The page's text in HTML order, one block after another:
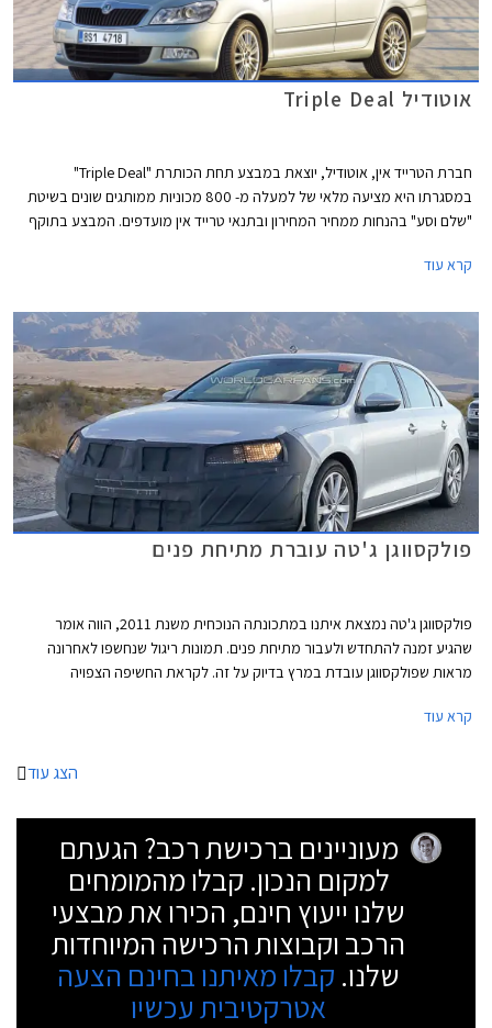
אוטודיל Triple Deal
חברת הטרייד אין, אוטודיל, יוצאת במבצע תחת הכותרת "Triple Deal"
במסגרתו היא מציעה מלאי של למעלה מ- 800 מכוניות ממותגים שונים בשיטת
"שלם וסע" בהנחות ממחיר המחירון ובתנאי טרייד אין מועדפים. המבצע בתוקף
קרא עוד
פולקסווגן ג'טה עוברת מתיחת פנים
פולקסווגן ג'טה נמצאת איתנו במתכונתה הנוכחית משנת 2011, הווה אומר
שהגיע זמנה להתחדש ולעבור מתיחת פנים. תמונות ריגול שנחשפו לאחרונה
מראות שפולקסווגן עובדת במרץ בדיוק על זה. לקראת החשיפה הצפויה
ריגול כשהיא עוברת מבחנים בעיירה אמריקאית.
קרא עוד
הצג עוד
מעוניינים ברכישת רכב? הגעתם
למקום הנכון. קבלו מהמומחים
שלנו ייעוץ חינם, הכירו את מבצעי
הרכב וקבוצות הרכישה המיוחדות
שלנו. קבלו מאיתנו בחינם הצעה
אטרקטיבית עכשיו